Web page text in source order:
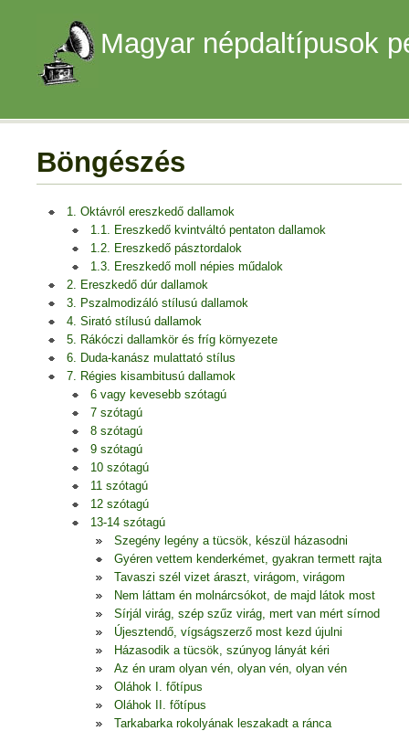
Magyar népdaltípusok
Böngészés
1. Oktávról ereszkedő dallamok
1.1. Ereszkedő kvintváltó pentaton dallamok
1.2. Ereszkedő pásztordalok
1.3. Ereszkedő moll népies műdalok
2. Ereszkedő dúr dallamok
3. Pszalmodizáló stílusú dallamok
4. Sirató stílusú dallamok
5. Rákóczi dallamkör és fríg környezete
6. Duda-kanász mulattató stílus
7. Régies kisambitusú dallamok
6 vagy kevesebb szótagú
7 szótagú
8 szótagú
9 szótagú
10 szótagú
11 szótagú
12 szótagú
13-14 szótagú
Szegény legény a tücsök, készül házasodni
Gyéren vettem kenderkémet, gyakran termett rajta
Tavaszi szél vizet áraszt, virágom, virágom
Nem láttam én molnárcsókot, de majd látok most
Sírjál virág, szép szűz virág, mert van mért sírnod
Újesztendő, vígságszerző most kezd újulni
Házasodik a tücsök, szúnyog lányát kéri
Az én uram olyan vén, olyan vén, olyan vén
Oláhok I. főtípus
Oláhok II. főtípus
Tarkabarka rokolyának leszakadt a ránca